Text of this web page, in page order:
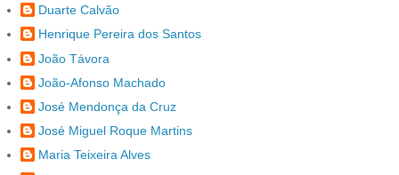
Duarte Calvão
Henrique Pereira dos Santos
João Távora
João-Afonso Machado
José Mendonça da Cruz
José Miguel Roque Martins
Maria Teixeira Alves